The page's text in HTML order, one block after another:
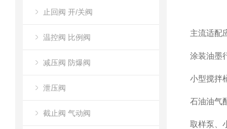
止回阀 开/关阀
温控阀 比例阀
减压阀 防爆阀
泄压阀
截止阀 气动阀
主流适配
涂装油墨
小型搅拌
石油油气
取样泵、